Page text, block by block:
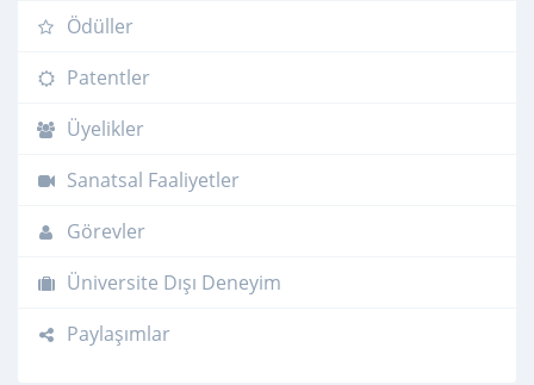
Ödüller
Patentler
Üyelikler
Sanatsal Faaliyetler
Görevler
Üniversite Dışı Deneyim
Paylaşımlar